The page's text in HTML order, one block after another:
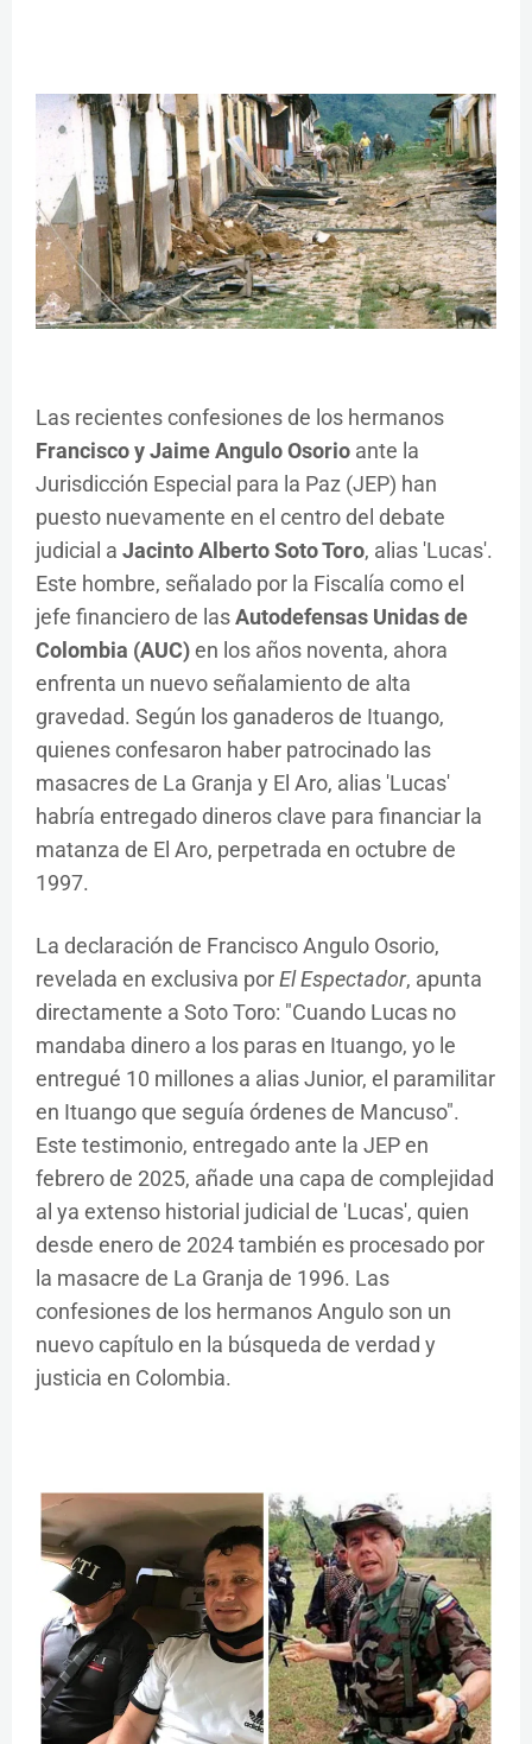
Las recientes confesiones de los hermanos
Francisco y Jaime Angulo Osorio ante la
Jurisdicción Especial para la Paz (JEP) han
puesto nuevamente en el centro del debate
judicial a Jacinto Alberto Soto Toro, alias 'Lucas'.
Este hombre, señalado por la Fiscalía como el
jefe financiero de lasAutodefensas Unidas de
Colombia (AUC)en los años noventa, ahora
enfrenta un nuevo señalamiento de alta
gravedad. Según los ganaderos de Ituango,
quienes confesaron haber patrocinado las
masacres de La Granja y El Aro, alias 'Lucas'
habría entregado dineros clave para financiar la
matanza de El Aro, perpetrada en octubre de
1997.
La declaración de Francisco Angulo Osorio,
revelada en exclusiva porEl Espectador, apunta
directamente a Soto Toro: "Cuando Lucas no
mandaba dinero a los paras en Ituango, yo le
entregué 10 millones a alias Junior, el paramilitar
en Ituango que seguía órdenes de Mancuso".
Este testimonio, entregado ante la JEP en
febrero de 2025, añade una capa de complejidad
al ya extenso historial judicial de 'Lucas', quien
desde enero de 2024 también es procesado por
la masacre de La Granja de 1996. Las
confesiones de los hermanos Angulo son un
nuevo capítulo en la búsqueda de verdad y
justicia en Colombia.